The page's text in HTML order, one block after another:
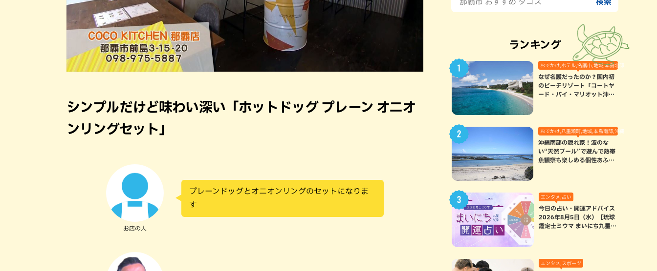
シンプルだけど味わい深い「ホットドッグ プレーン オニオ
ンリングセット」
お店の人
プレーンドッグとオニオンリングのセットになりま
す
ランキング
おでかけ,ホテル,名護市,地域,本島北部
なぜ名護だったのか？国内初
のビーチリゾート「コートヤ
ード・バイ・マリオット沖縄
おでかけ,八重瀬町,地域,本島南部,沖縄の海,自然
沖縄南部の隠れ家！波のな
い“天然プール”で遊んで熱帯
魚観察も楽しめる個性あふれ
エンタメ,占い
今日の占い・開運アドバイス
2026年8月5日（水）【琉球
鑑定士ミウマ まいにち九星気
エンタメ,スポーツ